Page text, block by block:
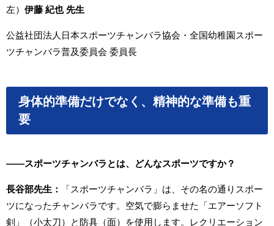
左） 伊藤 紀也 先生
公益社団法人日本スポーツチャンバラ協会・全国幼稚園スポー
ツチャンバラ普及委員会 委員長
身体的準備だけでなく、精神的な準備も重
要
――スポーツチャンバラとは、どんなスポーツですか？
⻑谷部先生：
「スポーツチャンバラ」は、その名の通りスポー
ツになったチャンバラです。空気で膨らませた「エアーソフト
剣」（小太刀）と防具（面）を使用します。レクリエーション